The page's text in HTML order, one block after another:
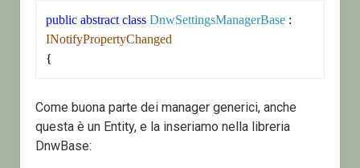
public abstract class DnwSettingsManagerBase
INotifyPropertyChanged
Come buona parte dei manager generici, anche
questa è un Entity, e la inseriamo nella libreria
DnwBase: